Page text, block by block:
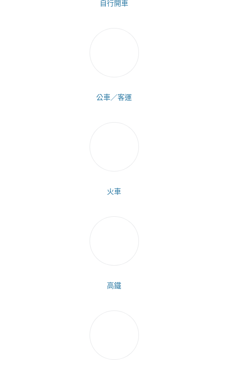
自行開車
公車／客運
火車
高鐵